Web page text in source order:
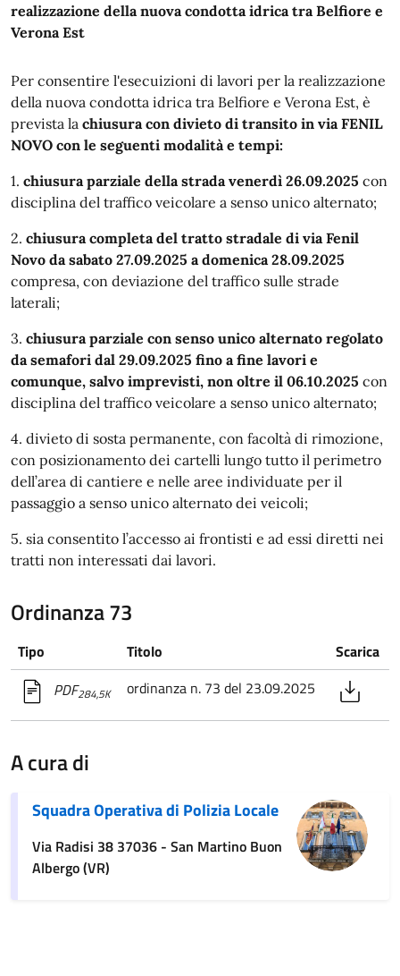
realizzazione della nuova condotta idrica tra Belfiore e
Verona Est
Per consentire l'esecuizioni di lavori per la realizzazione
della nuova condotta idrica tra Belfiore e Verona Est, è
prevista la chiusura con divieto di transito in via FENIL
NOVO con le seguenti modalità e tempi:
1. chiusura parziale della strada venerdì 26.09.2025 con
disciplina del traffico veicolare a senso unico alternato;
2. chiusura completa del tratto stradale di via Fenil
Novo da sabato 27.09.2025 a domenica 28.09.2025
compresa, con deviazione del traffico sulle strade
laterali;
3. chiusura parziale con senso unico alternato regolato
da semafori dal 29.09.2025 fino a fine lavori e
comunque, salvo imprevisti, non oltre il 06.10.2025 con
disciplina del traffico veicolare a senso unico alternato;
4. divieto di sosta permanente, con facoltà di rimozione,
con posizionamento dei cartelli lungo tutto il perimetro
dell’area di cantiere e nelle aree individuate per il
passaggio a senso unico alternato dei veicoli;
5. sia consentito l’accesso ai frontisti e ad essi diretti nei
tratti non interessati dai lavori.
Ordinanza 73
Tipo Titolo
Scarica
PDF284,5K ordinanza n. 73 del 23.09.2025
A cura di
Squadra Operativa di Polizia Locale
Via Radisi 38 37036 - San Martino Buon
Albergo (VR)